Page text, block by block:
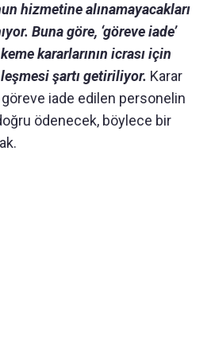
hizmetine alınamayacakları
Buna göre, ‘göreve iade’
kararlarının icrası için
şartı getiriliyor. Karar
iade edilen personelin
ödenecek, böylece bir